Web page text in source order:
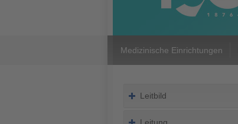
Medizinische Einrichtungen
Leitbild